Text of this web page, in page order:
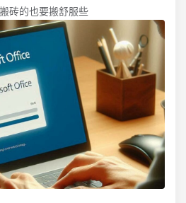
砖的也要搬舒服些